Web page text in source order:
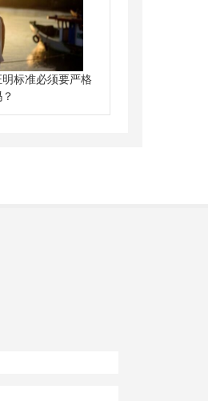
标准必须要严格